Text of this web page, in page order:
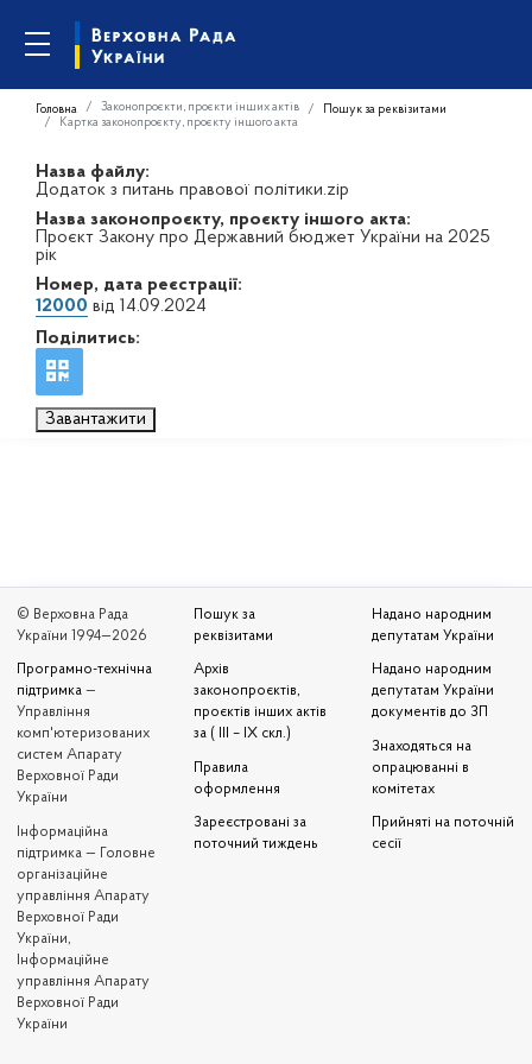
Головна Законопроєкти, проєкти інших актів
Пошук за реквізитами
Картка законопроєкту, проєкту іншого акта
Назва файлу:
Додаток з питань правової політики.zip
Назва законопроєкту, проєкту іншого акта:
Проєкт Закону про Державний бюджет України на 2025
рік
Номер, дата реєстрації:
12000 від 14.09.2024
Поділитись:
Завантажити
© Верховна Рада
України 1994—2026
Програмно-технічна
підтримка —
Управління
комп'ютеризованих
систем Апарату
Верховної Ради
України
Iнформаційна
підтримка — Головне
організаційне
управління Апарату
Верховної Ради
України,
Інформаційне
управління Апарату
Верховної Ради
України
Пошук за
реквізитами
Архів
законопроєктів,
проєктів інших актів
за ( III – IX скл.)
Правила
оформлення
Зареєстровані за
поточний тиждень
Надано народним
депутатам України
Надано народним
депутатам України
документів до ЗП
Знаходяться на
опрацюванні в
комітетах
Прийняті на поточній
сесії